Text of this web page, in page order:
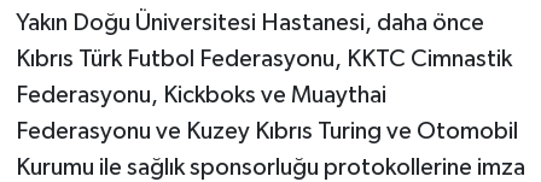
Yakın Doğu Üniversitesi Hastanesi, daha önce
Kıbrıs Türk Futbol Federasyonu, KKTC Cimnastik
Federasyonu, Kickboks ve Muaythai
Federasyonu ve Kuzey Kıbrıs Turing ve Otomobil
Kurumu ile sağlık sponsorluğu protokollerine imza